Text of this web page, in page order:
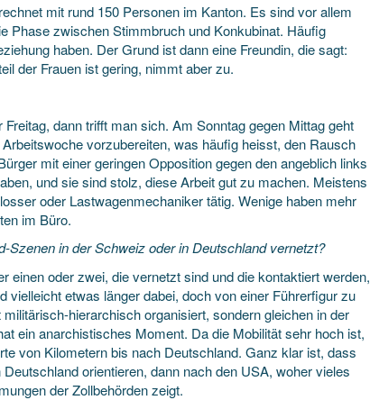
mit rund 150 Personen im Kanton. Es sind vor allem
Phase zwischen Stimmbruch und Konkubinat. Häufig
haben. Der Grund ist dann eine Freundin, die sagt:
der Frauen ist gering, nimmt aber zu.
dann trifft man sich. Am Sonntag gegen Mittag geht
vorzubereiten, was häufig heisst, den Rausch
mit einer geringen Opposition gegen den angeblich links
und sie sind stolz, diese Arbeit gut zu machen. Meistens
oder Lastwagenmechaniker tätig. Wenige haben mehr
im Büro.
in der Schweiz oder in Deutschland vernetzt?
einen oder zwei, die vernetzt sind und die kontaktiert werden,
etwas länger dabei, doch von einer Führerfigur zu
hierarchisch organisiert, sondern gleichen in der
ein anarchistisches Moment. Da die Mobilität sehr hoch ist,
von Kilometern bis nach Deutschland. Ganz klar ist, dass
orientieren, dann nach den USA, woher vieles
der Zollbehörden zeigt.